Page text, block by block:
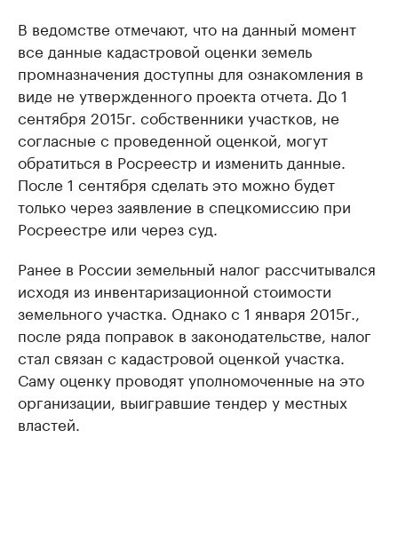
В ведомстве отмечают, что на данный момент
все данные кадастровой оценки земель
промназначения доступны для ознакомления в
виде не утвержденного проекта отчета. До 1
сентября 2015г. собственники участков, не
согласные с проведенной оценкой, могут
обратиться в Росреестр и изменить данные.
После 1 сентября сделать это можно будет
только через заявление в спецкомиссию при
Росреестре или через суд.
Ранее в России земельный налог рассчитывался
исходя из инвентаризационной стоимости
земельного участка. Однако с 1 января 2015г.,
после ряда поправок в законодательстве, налог
стал связан с кадастровой оценкой участка.
Саму оценку проводят уполномоченные на это
организации, выигравшие тендер у местных
властей.